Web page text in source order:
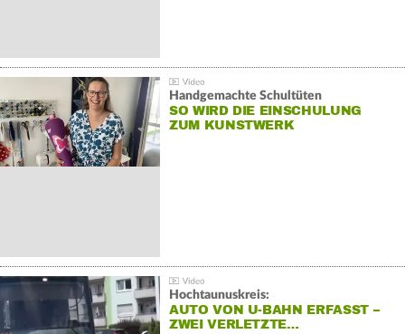
Handgemachte Schultüten
SO WIRD DIE EINSCHULUNG
ZUM KUNSTWERK
Hochtaunuskreis:
AUTO VON U-BAHN ERFASST –
ZWEI VERLETZTE…